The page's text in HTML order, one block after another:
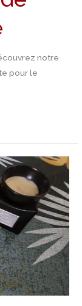
notre
pour le